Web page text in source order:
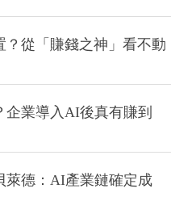
？從「賺錢之神」看不動
業導入AI後真有賺到
萊德：AI產業鏈確定成